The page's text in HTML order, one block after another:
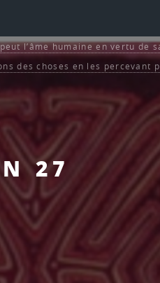
27
l’âme humaine en vertu de
des choses en les percevant